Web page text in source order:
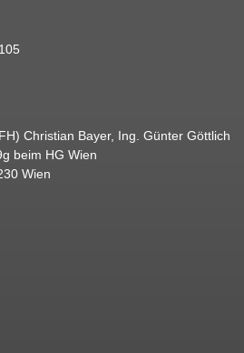
Christian Bayer, Ing. Günter Göttlich
beim HG Wien
Wien